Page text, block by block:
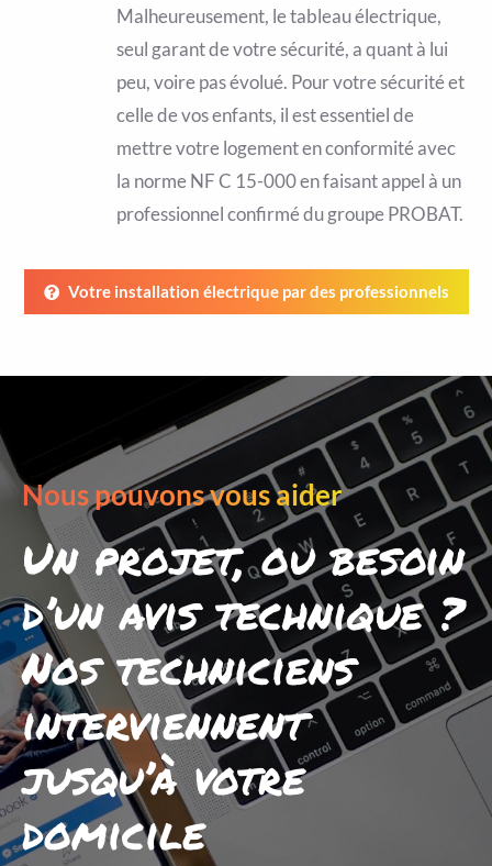
Malheureusement, le tableau électrique,
seul garant de votre sécurité, a quant à lui
peu, voire pas évolué. Pour votre sécurité et
celle de vos enfants, il est essentiel de
mettre votre logement en conformité avec
la norme NF C 15-000 en faisant appel à un
professionnel confirmé du groupe PROBAT.
Votre installation électrique par des professionnels
Nous pouvons vous aider
Un projet, ou besoin
d’un avis technique ?
Nos techniciens
interviennent
jusqu’à votre
domicile